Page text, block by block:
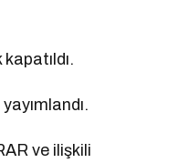
ve ilişkili